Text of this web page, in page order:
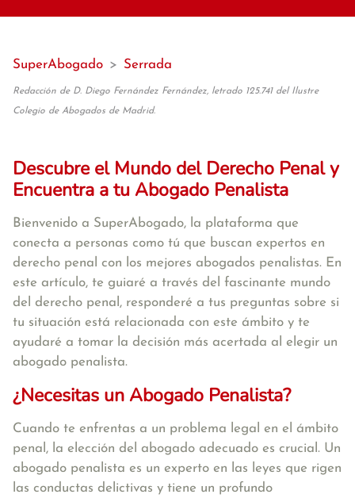
SuperAbogado > Serrada
Redacción de D. Diego Fernández Fernández, letrado 125.741 del Ilustre
Colegio de Abogados de Madrid.
Descubre el Mundo del Derecho Penal y
Encuentra a tu Abogado Penalista
Bienvenido a SuperAbogado, la plataforma que
conecta a personas como tú que buscan expertos en
derecho penal con los mejores abogados penalistas. En
este artículo, te guiaré a través del fascinante mundo
del derecho penal, responderé a tus preguntas sobre si
tu situación está relacionada con este ámbito y te
ayudaré a tomar la decisión más acertada al elegir un
abogado penalista.
¿Necesitas un Abogado Penalista?
Cuando te enfrentas a un problema legal en el ámbito
penal, la elección del abogado adecuado es crucial. Un
abogado penalista es un experto en las leyes que rigen
las conductas delictivas y tiene un profundo